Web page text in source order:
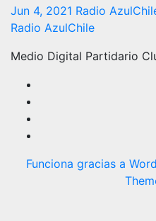
Jun 4, 2021 Radio
Radio AzulChile
Medio Digital Partidario
Funciona gracias a